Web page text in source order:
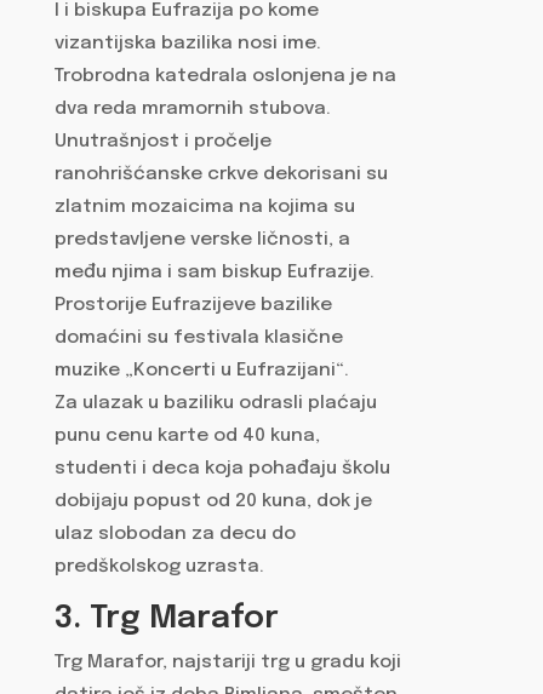
I i biskupa Eufrazija po kome
vizantijska bazilika nosi ime.
Trobrodna katedrala oslonjena je na
dva reda mramornih stubova.
Unutrašnjost i pročelje
ranohrišćanske crkve dekorisani su
zlatnim mozaicima na kojima su
predstavljene verske ličnosti, a
među njima i sam biskup Eufrazije.
Prostorije Eufrazijeve bazilike
domaćini su festivala klasične
muzike „Koncerti u Eufrazijani“.
Za ulazak u baziliku odrasli plaćaju
punu cenu karte od 40 kuna,
studenti i deca koja pohađaju školu
dobijaju popust od 20 kuna, dok je
ulaz slobodan za decu do
predškolskog uzrasta.
3. Trg Marafor
Trg Marafor, najstariji trg u gradu koji